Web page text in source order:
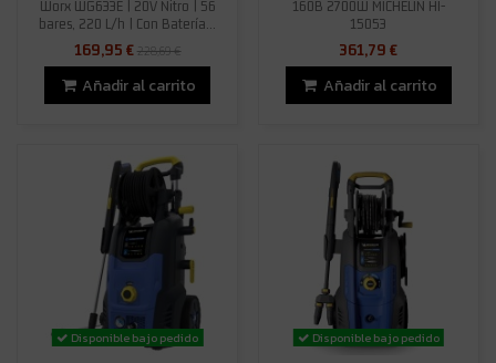
Worx WG633E | 20V Nitro | 56
bares, 220 L/h | Con Batería...
169,95 €228,69 €
Añadir al carrito
160B 2700W MICHELIN HI-
15053
361,79 €
Añadir al carrito
Disponible bajo pedido Disponible bajo pedido